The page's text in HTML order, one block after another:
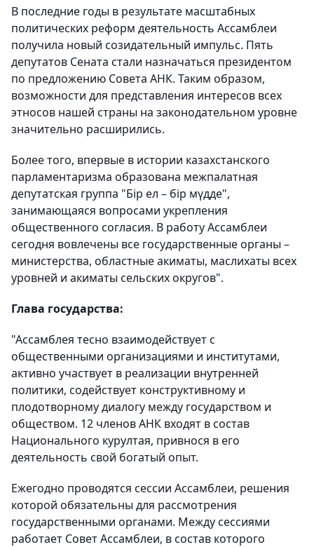
В последние годы в результате масштабных
политических реформ деятельность Ассамблеи
получила новый созидательный импульс. Пять
депутатов Сената стали назначаться президентом
по предложению Совета АНК. Таким образом,
возможности для представления интересов всех
этносов нашей страны на законодательном уровне
значительно расширились.
Более того, впервые в истории казахстанского
парламентаризма образована межпалатная
депутатская группа "Бір ел – бір мүдде",
занимающаяся вопросами укрепления
общественного согласия. В работу Ассамблеи
сегодня вовлечены все государственные органы –
министерства, областные акиматы, маслихаты всех
уровней и акиматы сельских округов".
Глава государства:
"Ассамблея тесно взаимодействует с
общественными организациями и институтами,
активно участвует в реализации внутренней
политики, содействует конструктивному и
плодотворному диалогу между государством и
обществом. 12 членов АНК входят в состав
Национального курултая, привнося в его
деятельность свой богатый опыт.
Ежегодно проводятся сессии Ассамблеи, решения
которой обязательны для рассмотрения
государственными органами. Между сессиями
работает Совет Ассамблеи, в состав которого